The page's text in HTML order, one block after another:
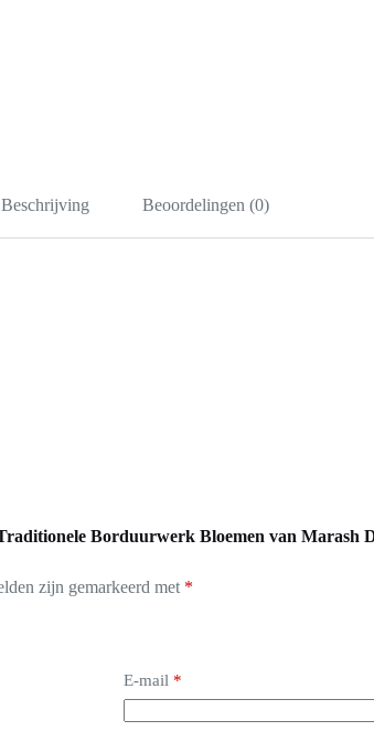
Beschrijving Beoordelingen (0)
Traditionele Borduurwerk Bloemen van Marash
zijn gemarkeerd met *
E-mail *